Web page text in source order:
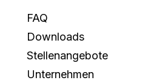
FAQ
Downloads
Stellenangebote
Unternehmen